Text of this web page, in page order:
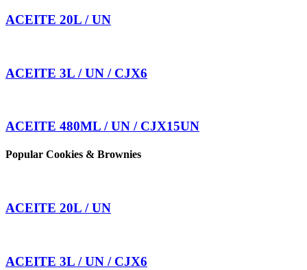
ACEITE 20L / UN
ACEITE 3L / UN / CJX6
ACEITE 480ML / UN / CJX15UN
Popular Cookies & Brownies
ACEITE 20L / UN
ACEITE 3L / UN / CJX6